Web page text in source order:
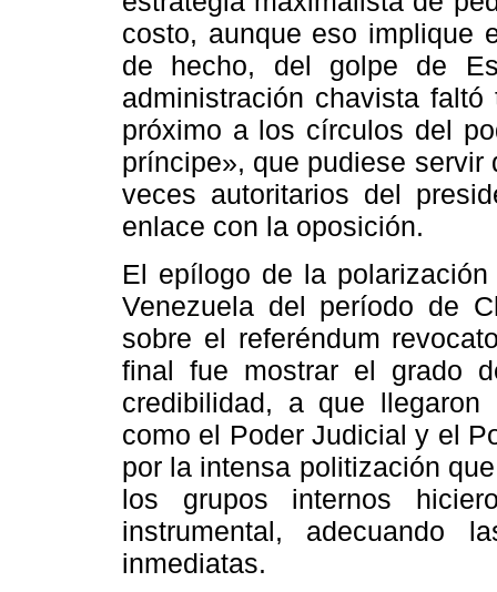
costo, aunque eso implique
de hecho, del golpe de
administración chavista
próximo a los círculos del
príncipe», que pudiese
veces autoritarios del
enlace con la oposición.
El epílogo de la
Venezuela del período de
sobre el referéndum
final fue mostrar el grado
credibilidad, a que llegaron
como el Poder Judicial y el
por la intensa politización
los grupos internos
instrumental, adecuando
inmediatas.